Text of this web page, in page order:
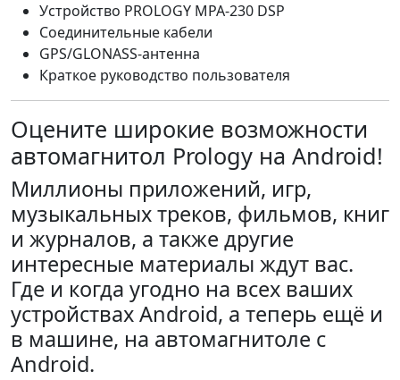
Устройство PROLOGY MPA-230 DSP
Соединительные кабели
GPS/GLONASS-антенна
Краткое руководство пользователя
Оцените широкие возможности
автомагнитол Prology на Android!
Миллионы приложений, игр,
музыкальных треков, фильмов, книг
и журналов, а также другие
интересные материалы ждут вас.
Где и когда угодно на всех ваших
устройствах Android, а теперь ещё и
в машине, на автомагнитоле с
Android.